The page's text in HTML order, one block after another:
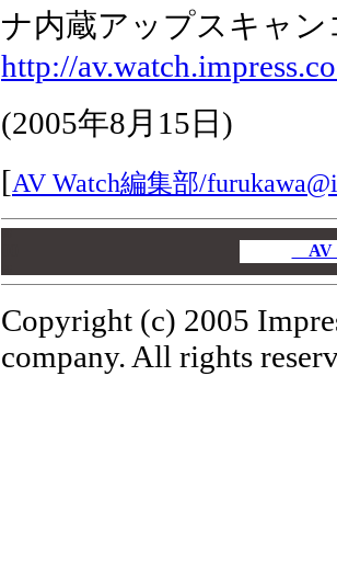
ナ内蔵アップスキャ
http://
(2005年8月15日 )
[AV Watch編集部/
AV
Copyright (c) 2005
company. All rights